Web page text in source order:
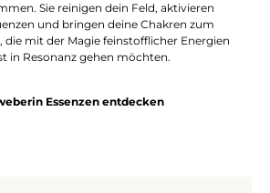
Sie reinigen dein Feld, aktivieren
und bringen deine Chakren zum
die mit der Magie feinstofflicher Energien
in Resonanz gehen möchten.
Essenzen entdecken